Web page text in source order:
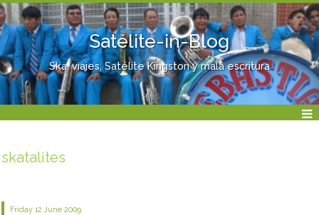
Satélite-in-Blog
Ska, viajes, Satélite Kingston y mala escritura
skatalites
Friday 12 June 2009